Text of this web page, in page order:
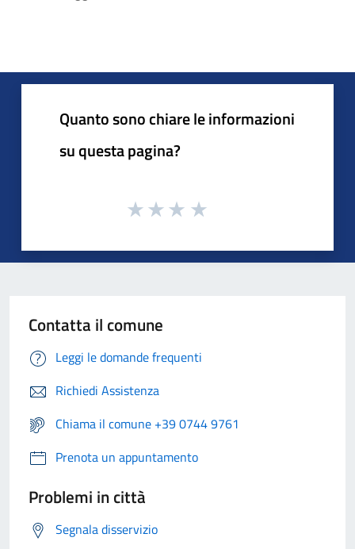
Quanto sono chiare le informazioni
su questa pagina?
Contatta il comune
Leggi le domande frequenti
Richiedi Assistenza
Chiama il comune +39 0744 9761
Prenota un appuntamento
Problemi in città
Segnala disservizio